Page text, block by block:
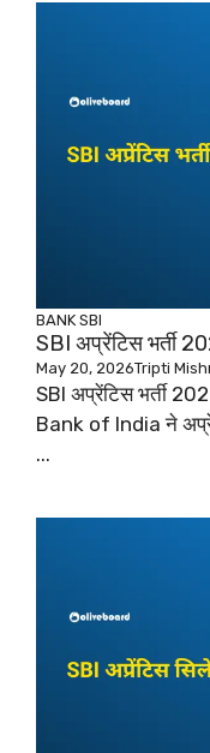
BANK SBI
SBI अप्रेंटिस भर्ती
May 20, 2026Tripti
SBI अप्रेंटिस भर्ती
Bank of India ने
...